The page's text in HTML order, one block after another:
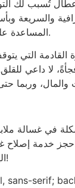
تُسبب لك
والسريعة
المساعدة على بُعد مكالمة هاتفية واحدة.
القادمة التي
لا داعي
في غسالة
خدمة إصلاح
اليوم – واستعد روتين غسيلك!
sans-serif;